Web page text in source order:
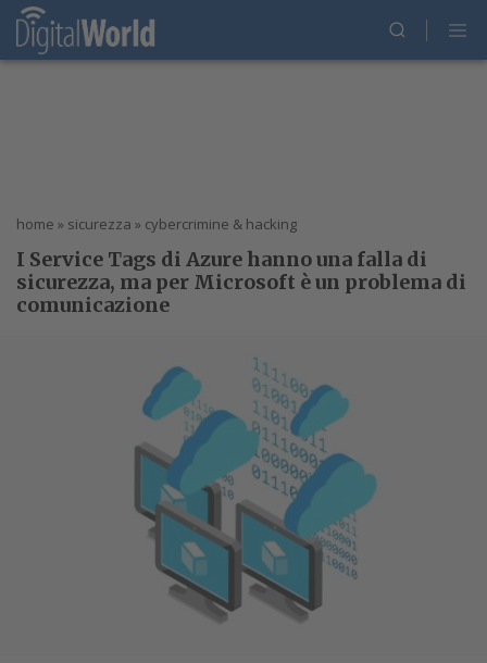
home » sicurezza » cybercrimine & hacking
I Service Tags di Azure hanno una falla di
sicurezza, ma per Microsoft è un problema di
comunicazione